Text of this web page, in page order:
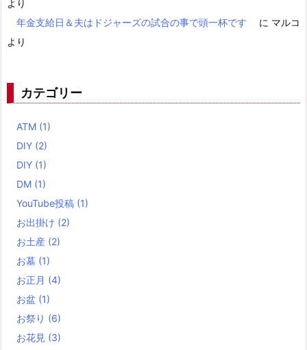
より
年金支給日＆夫はドジャーズの試合の事で頭一杯です
に マルコ
より
カテゴリー
ATM (1)
DIY (2)
DIY (1)
DM (1)
YouTube投稿 (1)
お出掛け (2)
お土産 (2)
お墓 (1)
お正月 (4)
お盆 (1)
お祭り (6)
お花見 (3)